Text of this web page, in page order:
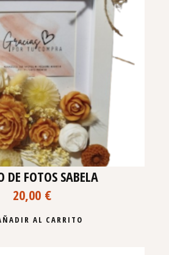
DE FOTOS SABELA
20,00 €
AL CARRITO